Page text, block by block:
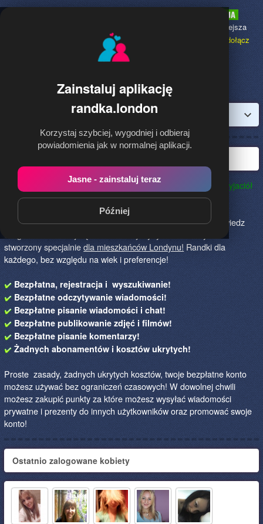
Zainstaluj aplikację
randka.london
Korzystaj szybciej, wygodniej i odbieraj
powiadomienia jak w normalnej aplikacji.
Jasne - zainstaluj teraz
Później
to najpopularniejsza
dołącz
Randka.london to najlepszy sposób na poznanie nowych przyjaciół
w Londynie!Określ czego szukasz i skończ z samotnością!
Znajdziesz tu osoby szukające miłości lub przygody, chętne
na randkę, imprezę i spotkanie na żywo! Dołącz do nas, powiedz
stworzony specjalniedla mieszkańców Londynu! Randki dla
każdego, bez względu na wiek i preferencje!
Bezpłatna, rejestracja i wyszukiwanie!
Bezpłatne odczytywanie wiadomości!
Bezpłatne pisanie wiadomości i chat!
Bezpłatne publikowanie zdjęć i filmów!
Bezpłatne pisanie komentarzy!
Żadnych abonamentów i kosztów ukrytych!
Proste zasady, żadnych ukrytych kosztów, twoje bezpłatne konto
możesz używać bez ograniczeń czasowych! W dowolnej chwili
możesz zakupić punkty za które możesz wysyłać wiadomości
prywatne i prezenty do innych użytkowników oraz promować swoje
konto!
Ostatnio zalogowane kobiety